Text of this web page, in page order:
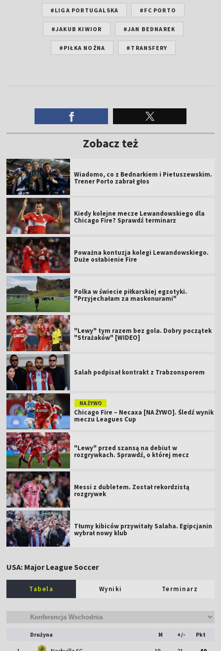
#LIGA PORTUGALSKA #FC PORTO
#JAKUB KIWIOR #JAN BEDNAREK
#PIŁKA NOŻNA #TRANSFERY
Zobacz też
Wiadomo, co z Bednarkiem i Pietuszewskim.
Trener Porto zabrał głos
Kiedy kolejne mecze Lewandowskiego dla
Chicago Fire? Sprawdź terminarz
Poważna kontuzja kolegi Lewandowskiego.
Duże osłabienie Fire
Polka w świecie piłkarskiej egzotyki.
"Przyjechałam za maskonurami"
"Lewy" tym razem bez gola. Dobry początek
"Strażaków" [WIDEO]
Salah podpisał kontrakt z Trabzonsporem
NA ŻYWO
Chicago Fire – Necaxa [NA ŻYWO]. Śledź wynik
meczu Leagues Cup
"Lewy" przed szansą na debiut w
rozgrywkach. Sprawdź, o której mecz
Messi z dubletem. Został rekordzistą
rozgrywek
Tłumy kibiców przywitały Salaha. Egipcjanin
wybrał nowy klub
USA: Major League Soccer
Tabela Wyniki Terminarz
Drużyna M +/- Pkt